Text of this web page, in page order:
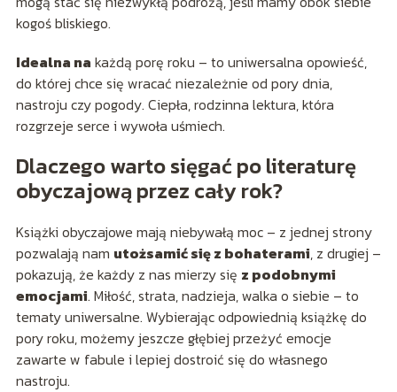
kogoś bliskiego.
Idealna na każdą porę roku – to uniwersalna opowieść,
do której chce się wracać niezależnie od pory dnia,
nastroju czy pogody. Ciepła, rodzinna lektura, która
rozgrzeje serce i wywoła uśmiech.
Dlaczego warto sięgać po literaturę
obyczajową przez cały rok?
Książki obyczajowe mają niebywałą moc – z jednej strony
pozwalają nam utożsamić się z bohaterami, z drugiej –
pokazują, że każdy z nas mierzy się z podobnymi
emocjami. Miłość, strata, nadzieja, walka o siebie – to
tematy uniwersalne. Wybierając odpowiednią książkę do
pory roku, możemy jeszcze głębiej przeżyć emocje
zawarte w fabule i lepiej dostroić się do własnego
nastroju.